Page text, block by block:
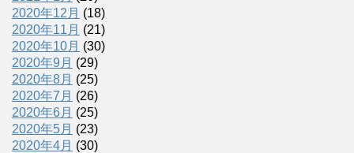
2020年12月 (18)
2020年11月 (21)
2020年10月 (30)
2020年9月 (29)
2020年8月 (25)
2020年7月 (26)
2020年6月 (25)
2020年5月 (23)
2020年4月 (30)